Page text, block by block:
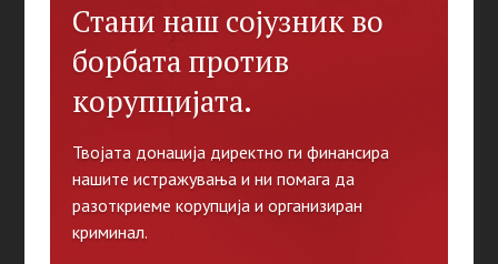
Стани наш сојузник во
борбата против
корупцијата.
Твојата донација директно ги финансира
нашите истражувања и ни помага да
разоткриеме корупција и организиран
криминал.